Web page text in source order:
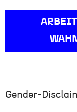
Gender-